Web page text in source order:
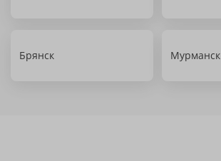
Брянск Мурманск